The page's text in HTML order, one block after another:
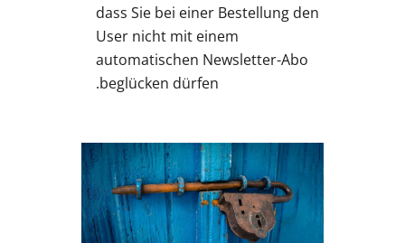
dass Sie bei einer Bestellung den
User nicht mit einem
automatischen Newsletter-Abo
beglücken dürfen.